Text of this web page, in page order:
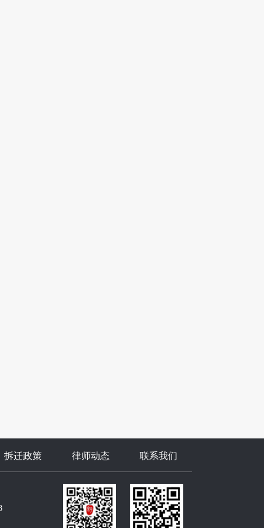
拆迁政策 律师动态 联系我们